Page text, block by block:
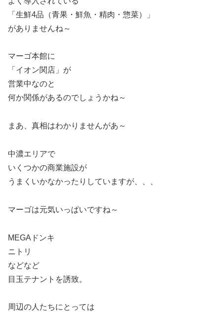
「生鮮4品（青果・鮮魚・精肉・惣菜）」
がありませんね～
マーゴ本館に
「イオン関店」が
営業中なのと
何か関係があるのでしょうかね～
まあ、真相はわかりませんがあ～
中濃エリアで
いくつかの商業施設が
うまくいかなかったりしていますが、、、
マーゴは元気いっぱいですね～
MEGAドンキ
ニトリ
などなど
目玉テナントを誘致。
周辺の人たちにとっては